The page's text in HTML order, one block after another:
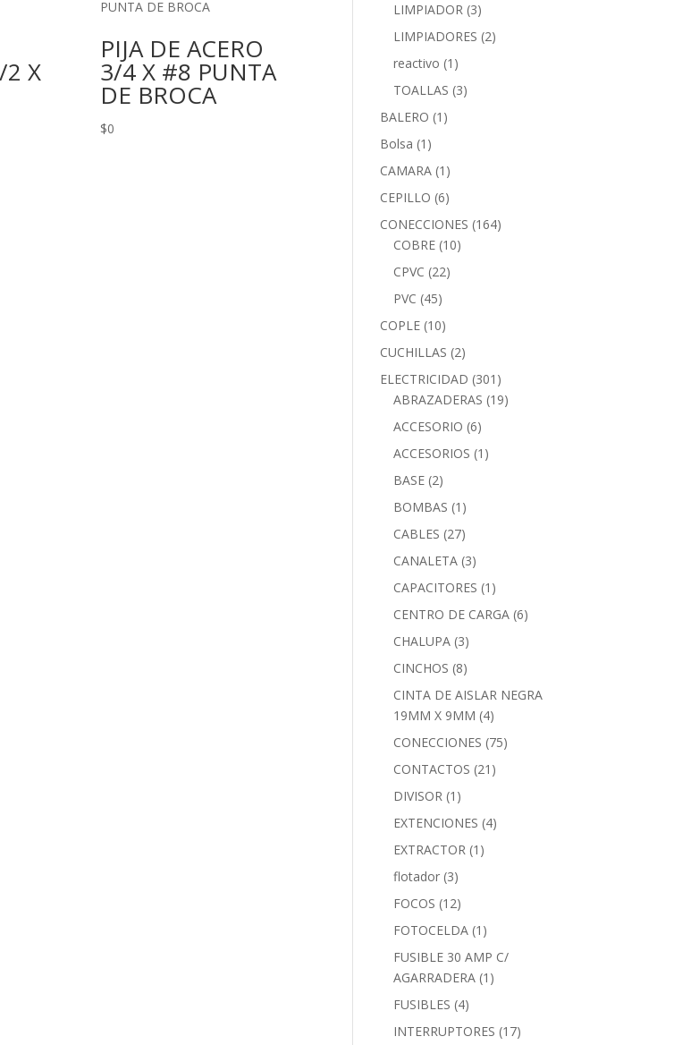
2 X
PIJA DE ACERO
3/4 X #8 PUNTA
DE BROCA
$0
LIMPIADOR (3)
LIMPIADORES (2)
reactivo (1)
TOALLAS (3)
BALERO (1)
Bolsa (1)
CAMARA (1)
CEPILLO (6)
CONECCIONES (164)
COBRE (10)
CPVC (22)
PVC (45)
COPLE (10)
CUCHILLAS (2)
ELECTRICIDAD (301)
ABRAZADERAS (19)
ACCESORIO (6)
ACCESORIOS (1)
BASE (2)
BOMBAS (1)
CABLES (27)
CANALETA (3)
CAPACITORES (1)
CENTRO DE CARGA (6)
CHALUPA (3)
CINCHOS (8)
CINTA DE AISLAR NEGRA
19MM X 9MM (4)
CONECCIONES (75)
CONTACTOS (21)
DIVISOR (1)
EXTENCIONES (4)
EXTRACTOR (1)
flotador (3)
FOCOS (12)
FOTOCELDA (1)
FUSIBLE 30 AMP C/
AGARRADERA (1)
FUSIBLES (4)
INTERRUPTORES (17)